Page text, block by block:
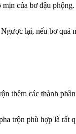
của bơ đậu
lại, nếu bơ quá
thêm các thành
trộn phù hợp là rất